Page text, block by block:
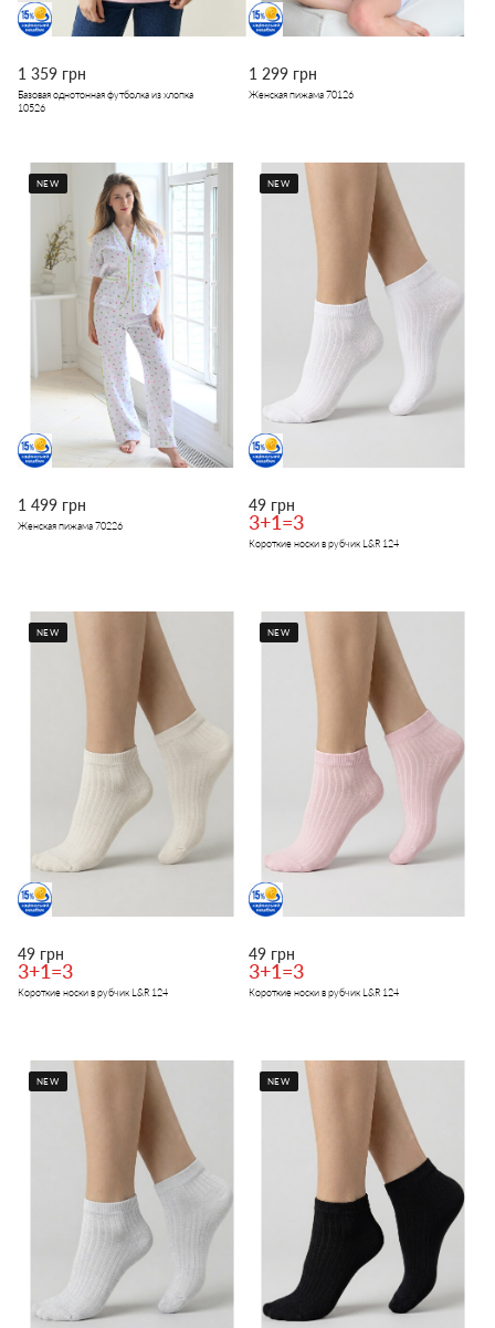
1 359 грн
Базовая однотонная футболка из хлопка
10526
1 299 грн
Женская пижама 70126
NEW
1 499 грн
Женская пижама 70226
NEW
49 грн
3+1=3
Короткие носки в рубчик L&R 124
NEW
49 грн
3+1=3
Короткие носки в рубчик L&R 124
NEW
49 грн
3+1=3
Короткие носки в рубчик L&R 124
NEW NEW